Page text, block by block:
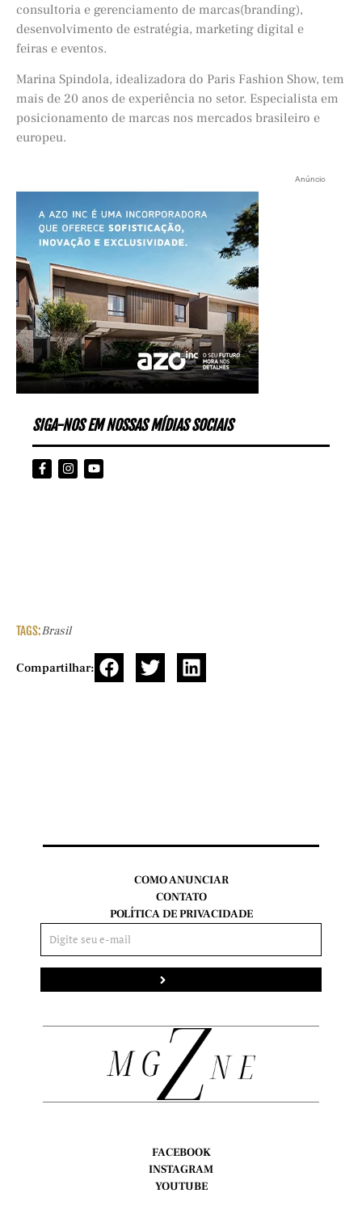
consultoria e gerenciamento de marcas(branding),
desenvolvimento de estratégia, marketing digital e
feiras e eventos.
Marina Spindola, idealizadora do Paris Fashion Show, tem
mais de 20 anos de experiência no setor. Especialista em
posicionamento de marcas nos mercados brasileiro e
europeu.
Anúncio
SIGA-NOS EM NOSSAS MÍDIAS SOCIAIS
TAGS:Brasil
Compartilhar:
FACEBOOK
INSTAGRAM
YOUTUBE
COMO ANUNCIAR
CONTATO
POLÍTICA DE PRIVACIDADE